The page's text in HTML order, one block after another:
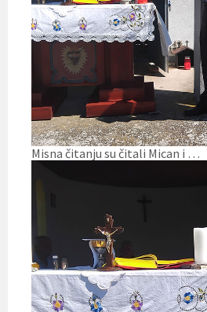
Misna čitanju su čitali Mican i …